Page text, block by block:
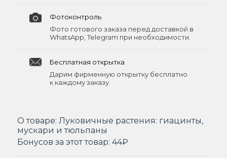
Фотоконтроль
Фото готового заказа перед доставкой в
WhatsApp, Telegram при необходимости.
Бесплатная открытка
Дарим фирменную открытку бесплатно
к каждому заказу.
О товаре: Луковичные растения: гиацинты,
мускари и тюльпаны
Бонусов за этот товар: 44₽